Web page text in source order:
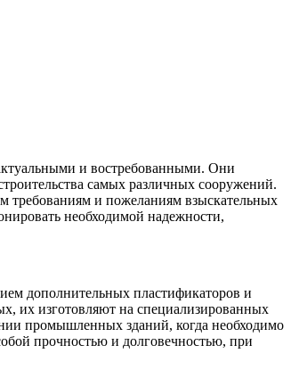
и востребованными. Они
самых различных сооружений.
требованиям и пожеланиям взыскательных
необходимой надежности,
дополнительных пластификаторов и
их изготовляют на специализированных
промышленных зданий, когда необходимо
прочностью и долговечностью, при